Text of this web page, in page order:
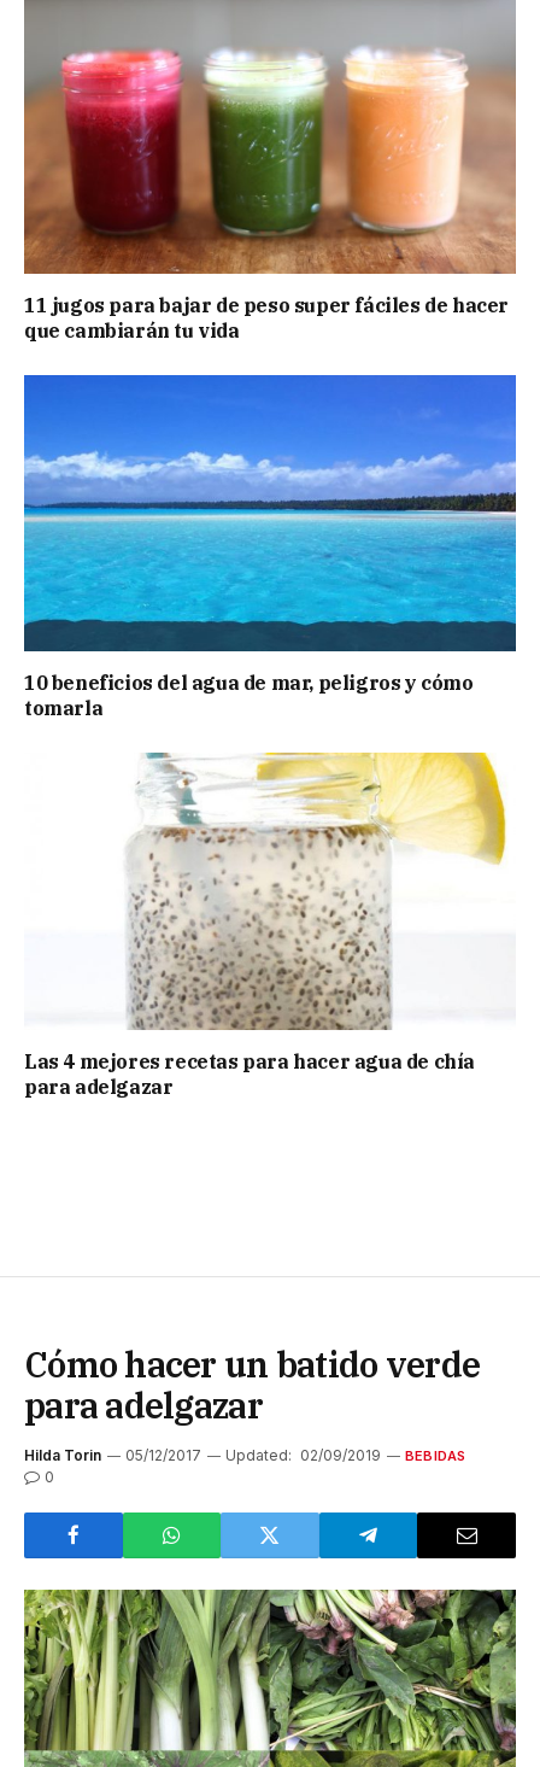
11 jugos para bajar de peso super fáciles de hacer
que cambiarán tu vida
10 beneficios del agua de mar, peligros y cómo
tomarla
Las 4 mejores recetas para hacer agua de chía
para adelgazar
Cómo hacer un batido verde
para adelgazar
Hilda Torin 05/12/2017 Updated: 02/09/2019 BEBIDAS
0